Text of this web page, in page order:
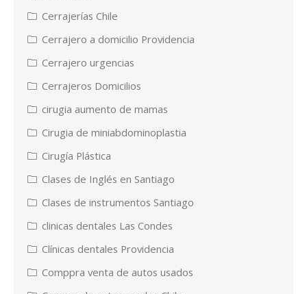
Cerrajerías Chile
Cerrajero a domicilio Providencia
Cerrajero urgencias
Cerrajeros Domicilios
cirugia aumento de mamas
Cirugia de miniabdominoplastia
Cirugía Plástica
Clases de Inglés en Santiago
Clases de instrumentos Santiago
clinicas dentales Las Condes
Clínicas dentales Providencia
Comppra venta de autos usados